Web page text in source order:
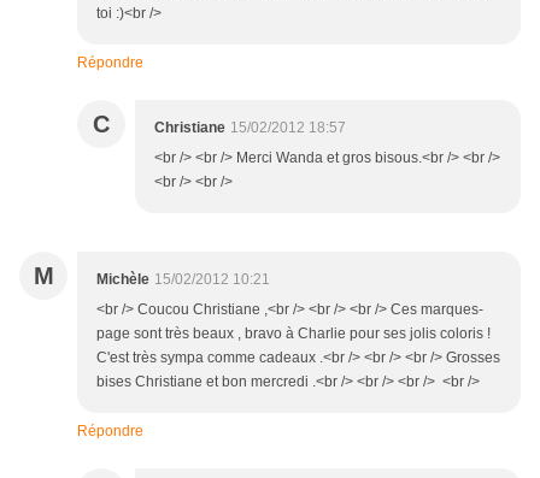
toi :)<br />
Répondre
C Christiane 15/02/2012 18:57
<br /> <br /> Merci Wanda et gros bisous.<br /> <br />
<br /> <br />
M Michèle 15/02/2012 10:21
<br /> Coucou Christiane ,<br /> <br /> <br /> Ces marques-
page sont très beaux , bravo à Charlie pour ses jolis coloris !
C'est très sympa comme cadeaux .<br /> <br /> <br /> Grosses
bises Christiane et bon mercredi .<br /> <br /> <br /> <br />
Répondre